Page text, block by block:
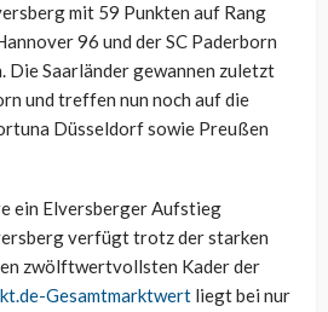
mit 59 Punkten auf Rang
96 und der SC Paderborn
Die Saarländer gewannen zuletzt
und treffen nun noch auf die
Düsseldorf sowie Preußen
ein Elversberger Aufstieg
verfügt trotz der starken
zwölftwertvollsten Kader der
Gesamtmarktwert liegt bei nur